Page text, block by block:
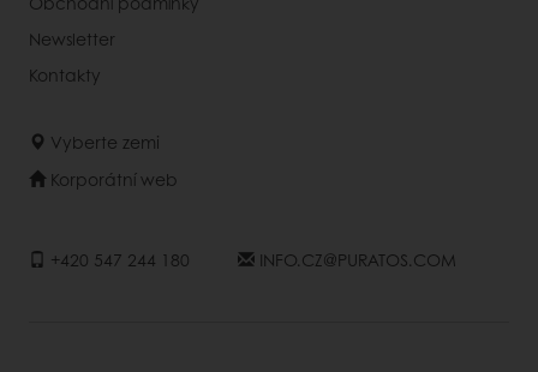
Newsletter
Kontakty
Vyberte zemi
Korporátní web
+420 547 244 180 INFO.CZ@PURATOS.COM